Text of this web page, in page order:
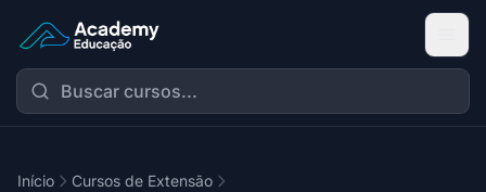
Academy Extensão
Início
Cursos de Extensão